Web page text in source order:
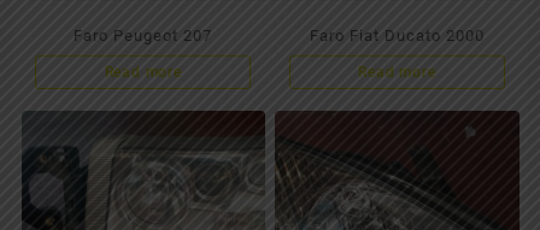
Faro Peugeot 207
Read more
Faro Fiat Ducato 2000
Read more